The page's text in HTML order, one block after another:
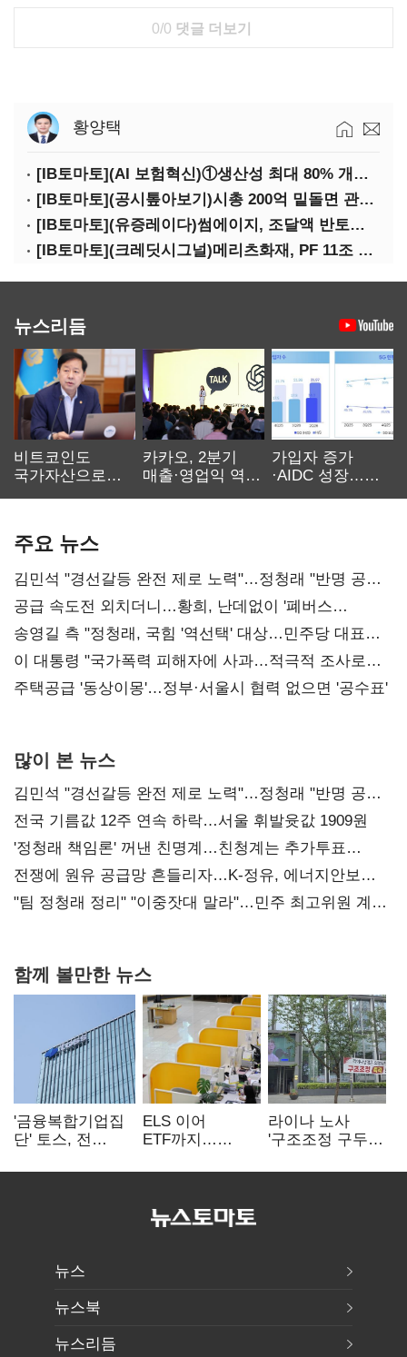
0/0 댓글 더보기
황양택
[IB토마토](AI 보험혁신)①생산성 최대 80% 개선…현실은 '실행 격차'
[IB토마토](공시톺아보기)시총 200억 밑돌면 관리종목…상폐 피하려면
[IB토마토](유증레이다)썸에이지, 조달액 반토막…시총 200억 못 넘으면 철회
[IB토마토](크레딧시그널)메리츠화재, PF 11조 노출…부동산 사업성 저하 우려
뉴스리듬
비트코인도
국가자산으로…'
카카오, 2분기
매출·영업익 역대
가입자 증가
·AIDC 성장…
주요 뉴스
김민석 "경선갈등 완전 제로 노력"…정청래 "반명 공세
사과부터"
공급 속도전 외치더니…황희, 난데없이 '폐버스
리모델링' 제안
송영길 측 "정청래, 국힘 '역선택' 대상…민주당 대표로
총선 지휘 못해"
이 대통령 "국가폭력 피해자에 사과…적극적 조사로
진실 밝혀야"
주택공급 '동상이몽'…정부·서울시 협력 없으면 '공수표'
많이 본 뉴스
김민석 "경선갈등 완전 제로 노력"…정청래 "반명 공세
사과부터"
전국 기름값 12주 연속 하락…서울 휘발윳값 1909원
'정청래 책임론' 꺼낸 친명계…친청계는 추가투표
때리기
전쟁에 원유 공급망 흔들리자…K-정유, 에너지안보
핵심으로 재부상
"팀 정청래 정리" "이중잣대 말라"…민주 최고위원 계파
함께 볼만한 뉴스
'금융복합기업집
단' 토스, 전
표준화
ELS 이어
ETF까지…
제동 걸린 은행
라이나 노사
'구조조정 구두
뉴스
뉴스북
뉴스리듬